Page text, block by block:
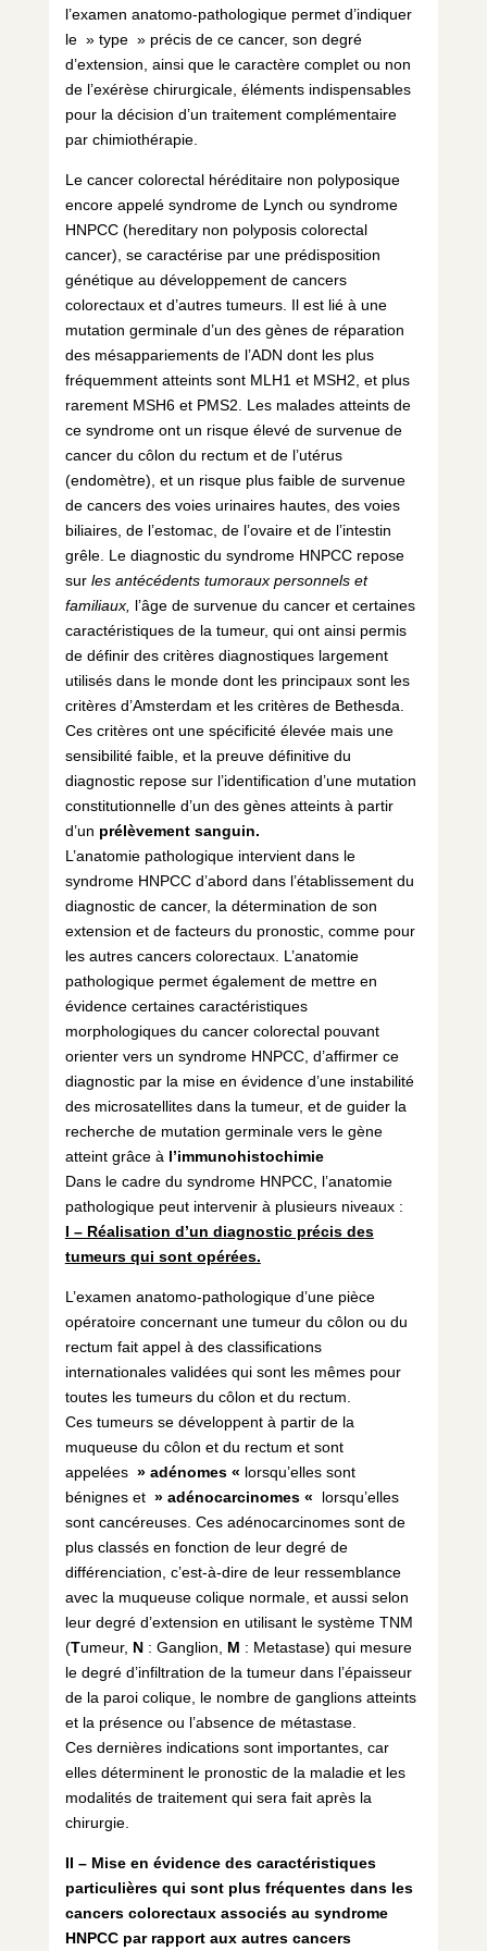
l’examen anatomo-pathologique permet d’indiquer
le » type » précis de ce cancer, son degré
d’extension, ainsi que le caractère complet ou non
de l’exérèse chirurgicale, éléments indispensables
pour la décision d’un traitement complémentaire
par chimiothérapie.
Le cancer colorectal héréditaire non polyposique
encore appelé syndrome de Lynch ou syndrome
HNPCC (hereditary non polyposis colorectal
cancer), se caractérise par une prédisposition
génétique au développement de cancers
colorectaux et d’autres tumeurs. Il est lié à une
mutation germinale d’un des gènes de réparation
des mésappariements de l’ADN dont les plus
fréquemment atteints sont MLH1 et MSH2, et plus
rarement MSH6 et PMS2. Les malades atteints de
ce syndrome ont un risque élevé de survenue de
cancer du côlon du rectum et de l’utérus
(endomètre), et un risque plus faible de survenue
de cancers des voies urinaires hautes, des voies
biliaires, de l’estomac, de l’ovaire et de l’intestin
grêle. Le diagnostic du syndrome HNPCC repose
sur les antécédents tumoraux personnels et
familiaux, l’âge de survenue du cancer et certaines
caractéristiques de la tumeur, qui ont ainsi permis
de définir des critères diagnostiques largement
utilisés dans le monde dont les principaux sont les
critères d’Amsterdam et les critères de Bethesda.
Ces critères ont une spécificité élevée mais une
sensibilité faible, et la preuve définitive du
diagnostic repose sur l’identification d’une mutation
constitutionnelle d’un des gènes atteints à partir
d’un prélèvement sanguin.
L’anatomie pathologique intervient dans le
syndrome HNPCC d’abord dans l’établissement du
diagnostic de cancer, la détermination de son
extension et de facteurs du pronostic, comme pour
les autres cancers colorectaux. L’anatomie
pathologique permet également de mettre en
évidence certaines caractéristiques
morphologiques du cancer colorectal pouvant
orienter vers un syndrome HNPCC, d’affirmer ce
diagnostic par la mise en évidence d’une instabilité
des microsatellites dans la tumeur, et de guider la
recherche de mutation germinale vers le gène
atteint grâce à l’immunohistochimie
Dans le cadre du syndrome HNPCC, l’anatomie
pathologique peut intervenir à plusieurs niveaux :
I – Réalisation d’un diagnostic précis des
tumeurs qui sont opérées.
L’examen anatomo-pathologique d’une pièce
opératoire concernant une tumeur du côlon ou du
rectum fait appel à des classifications
internationales validées qui sont les mêmes pour
toutes les tumeurs du côlon et du rectum.
Ces tumeurs se développent à partir de la
muqueuse du côlon et du rectum et sont
appelées » adénomes « lorsqu’elles sont
bénignes et » adénocarcinomes «
lorsqu’elles
sont cancéreuses. Ces adénocarcinomes sont de
plus classés en fonction de leur degré de
différenciation, c’est-à-dire de leur ressemblance
avec la muqueuse colique normale, et aussi selon
leur degré d’extension en utilisant le système TNM
(Tumeur, N: Ganglion, M : Metastase) qui mesure
le degré d’infiltration de la tumeur dans l’épaisseur
de la paroi colique, le nombre de ganglions atteints
et la présence ou l’absence de métastase.
Ces dernières indications sont importantes, car
elles déterminent le pronostic de la maladie et les
modalités de traitement qui sera fait après la
chirurgie.
II – Mise en évidence des caractéristiques
particulières qui sont plus fréquentes dans les
cancers colorectaux associés au syndrome
HNPCC par rapport aux autres cancers